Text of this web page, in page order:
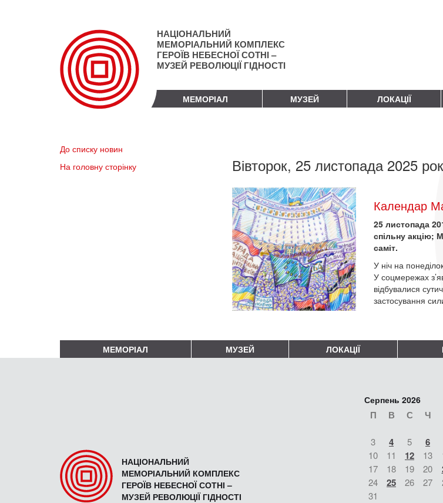
НАЦІОНАЛЬНИЙ
МЕМОРІАЛЬНИЙ КОМПЛЕКС
ГЕРОЇВ НЕБЕСНОЇ СОТНІ –
МУЗЕЙ РЕВОЛЮЦІЇ ГІДНОСТІ
МЕМОРІАЛ МУЗЕЙ ЛОКАЦІЇ
До списку новин
На головну сторінку
Вівторок, 25 листопада 2025
Календар
25 листопада
спільну акцію;
саміт.
У ніч на
У соцмережах
відбувалися
застосування
МЕМОРІАЛ МУЗЕЙ ЛОКАЦІЇ
НАЦІОНАЛЬНИЙ
МЕМОРІАЛЬНИЙ КОМПЛЕКС
ГЕРОЇВ НЕБЕСНОЇ СОТНІ –
МУЗЕЙ РЕВОЛЮЦІЇ ГІДНОСТІ
Серпень 2026
П В С Ч
3 4 5 6
10
11 12 13
17
18 19 20
24
25 26 27
31